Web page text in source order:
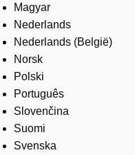
Magyar
Nederlands
Nederlands (België)
Norsk
Polski
Português
Slovenčina
Suomi
Svenska